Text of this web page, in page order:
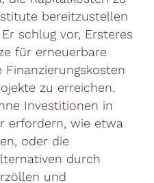
bereitzustellen
schlug vor, Ersteres
für erneuerbare
Finanzierungskosten
zu erreichen.
Investitionen in
erfordern, wie etwa
oder die
durch
und